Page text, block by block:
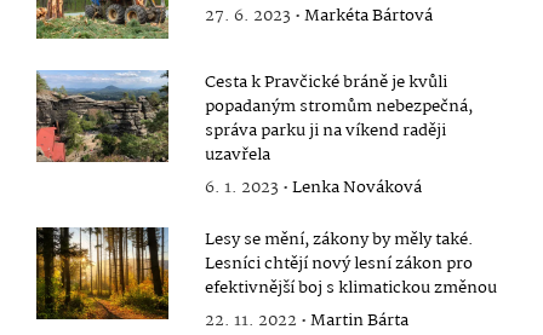
27. 6. 2023 •Markéta Bártová
Cesta k Pravčické bráně je kvůli
popadaným stromům nebezpečná,
správa parku ji na víkend raději
uzavřela
6. 1. 2023 •Lenka Nováková
Lesy se mění, zákony by měly také.
Lesníci chtějí nový lesní zákon pro
efektivnější boj s klimatickou změnou
22. 11. 2022 •Martin Bárta